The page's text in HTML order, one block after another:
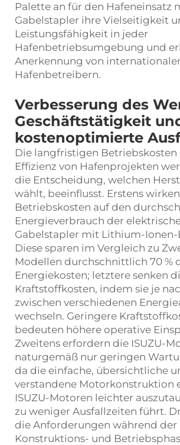
Palette an für den Hafeneinsatz
Gabelstapler ihre Vielseitigkeit
Leistungsfähigkeit in jeder
Hafenbetriebsumgebung und
Anerkennung von
Hafenbetreibern.
Verbesserung des
Geschäftstätigkeit
kostenoptimierte
Die langfristigen Betriebskosten
Effizienz von Hafenprojekten
die Entscheidung, welchen
wählt, beeinflusst. Erstens
Betriebskosten auf den
Energieverbrauch der
Gabelstapler mit Lithium-Ionen-
Diese sparen im Vergleich zu
Modellen durchschnittlich 70 %
Energiekosten; letztere senken
Kraftstoffkosten, indem sie je
zwischen verschiedenen
wechseln. Geringere
bedeuten höhere operative
Zweitens erfordern die ISUZU-
naturgemäß nur geringen
da die einfache, übersichtliche
verstandene Motorkonstruktion
ISUZU-Motoren leichter
zu weniger Ausfallzeiten führt.
die Anforderungen während der
Konstruktions- und